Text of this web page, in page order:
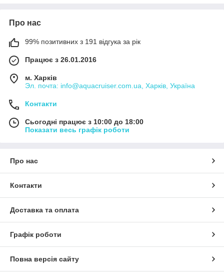
Про нас
99% позитивних з 191 відгука за рік
Працює з 26.01.2016
м. Харків
Эл. почта: info@aquacruiser.com.ua, Харків, Україна
Контакти
Сьогодні працює з 10:00 до 18:00
Показати весь графік роботи
Про нас
Контакти
Доставка та оплата
Графік роботи
Повна версія сайту